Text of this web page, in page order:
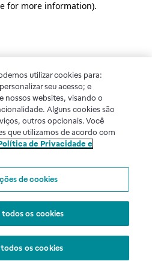
for more information).
utilizar cookies para:
seu acesso; e
nossos websites, visando o
Alguns cookies são
outros opcionais. Você
que utilizamos de acordo com
de Privacidade e
de cookies
todos os cookies
os cookies